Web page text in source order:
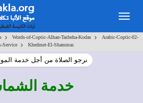
> Words-of-Coptic-Alhan-Tasbeha-Kodas>
Arabic-Coptic-02-
Service
> Khedmet-El-Shammas
نرجو الصلاة من أجل خدمة
خدمة